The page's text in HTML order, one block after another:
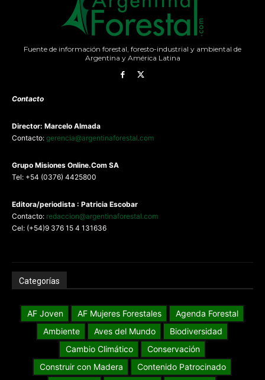
Fuente de información forestal, foresto-industrial y ambiental de
Argentina y América Latina
Contacto
Director: Marcelo Almada
Contacto: gerencia@argentinaforestal.com
Grupo Misiones Online.Com SA
Tel: +54 (0376) 4425800
Editora/periodista : Patricia Escobar
Contacto: redaccion@argentinaforestal.com
Cel: (+54)9 376 15 4 131636
Categorías
AF Joven AF Mujeres Forestales
Agenda Forestal
Ambiente
Aves del Mundo
Biodiversidad
Cambio Climático
Conservación
Construir con Madera
Contenido Patrocinado